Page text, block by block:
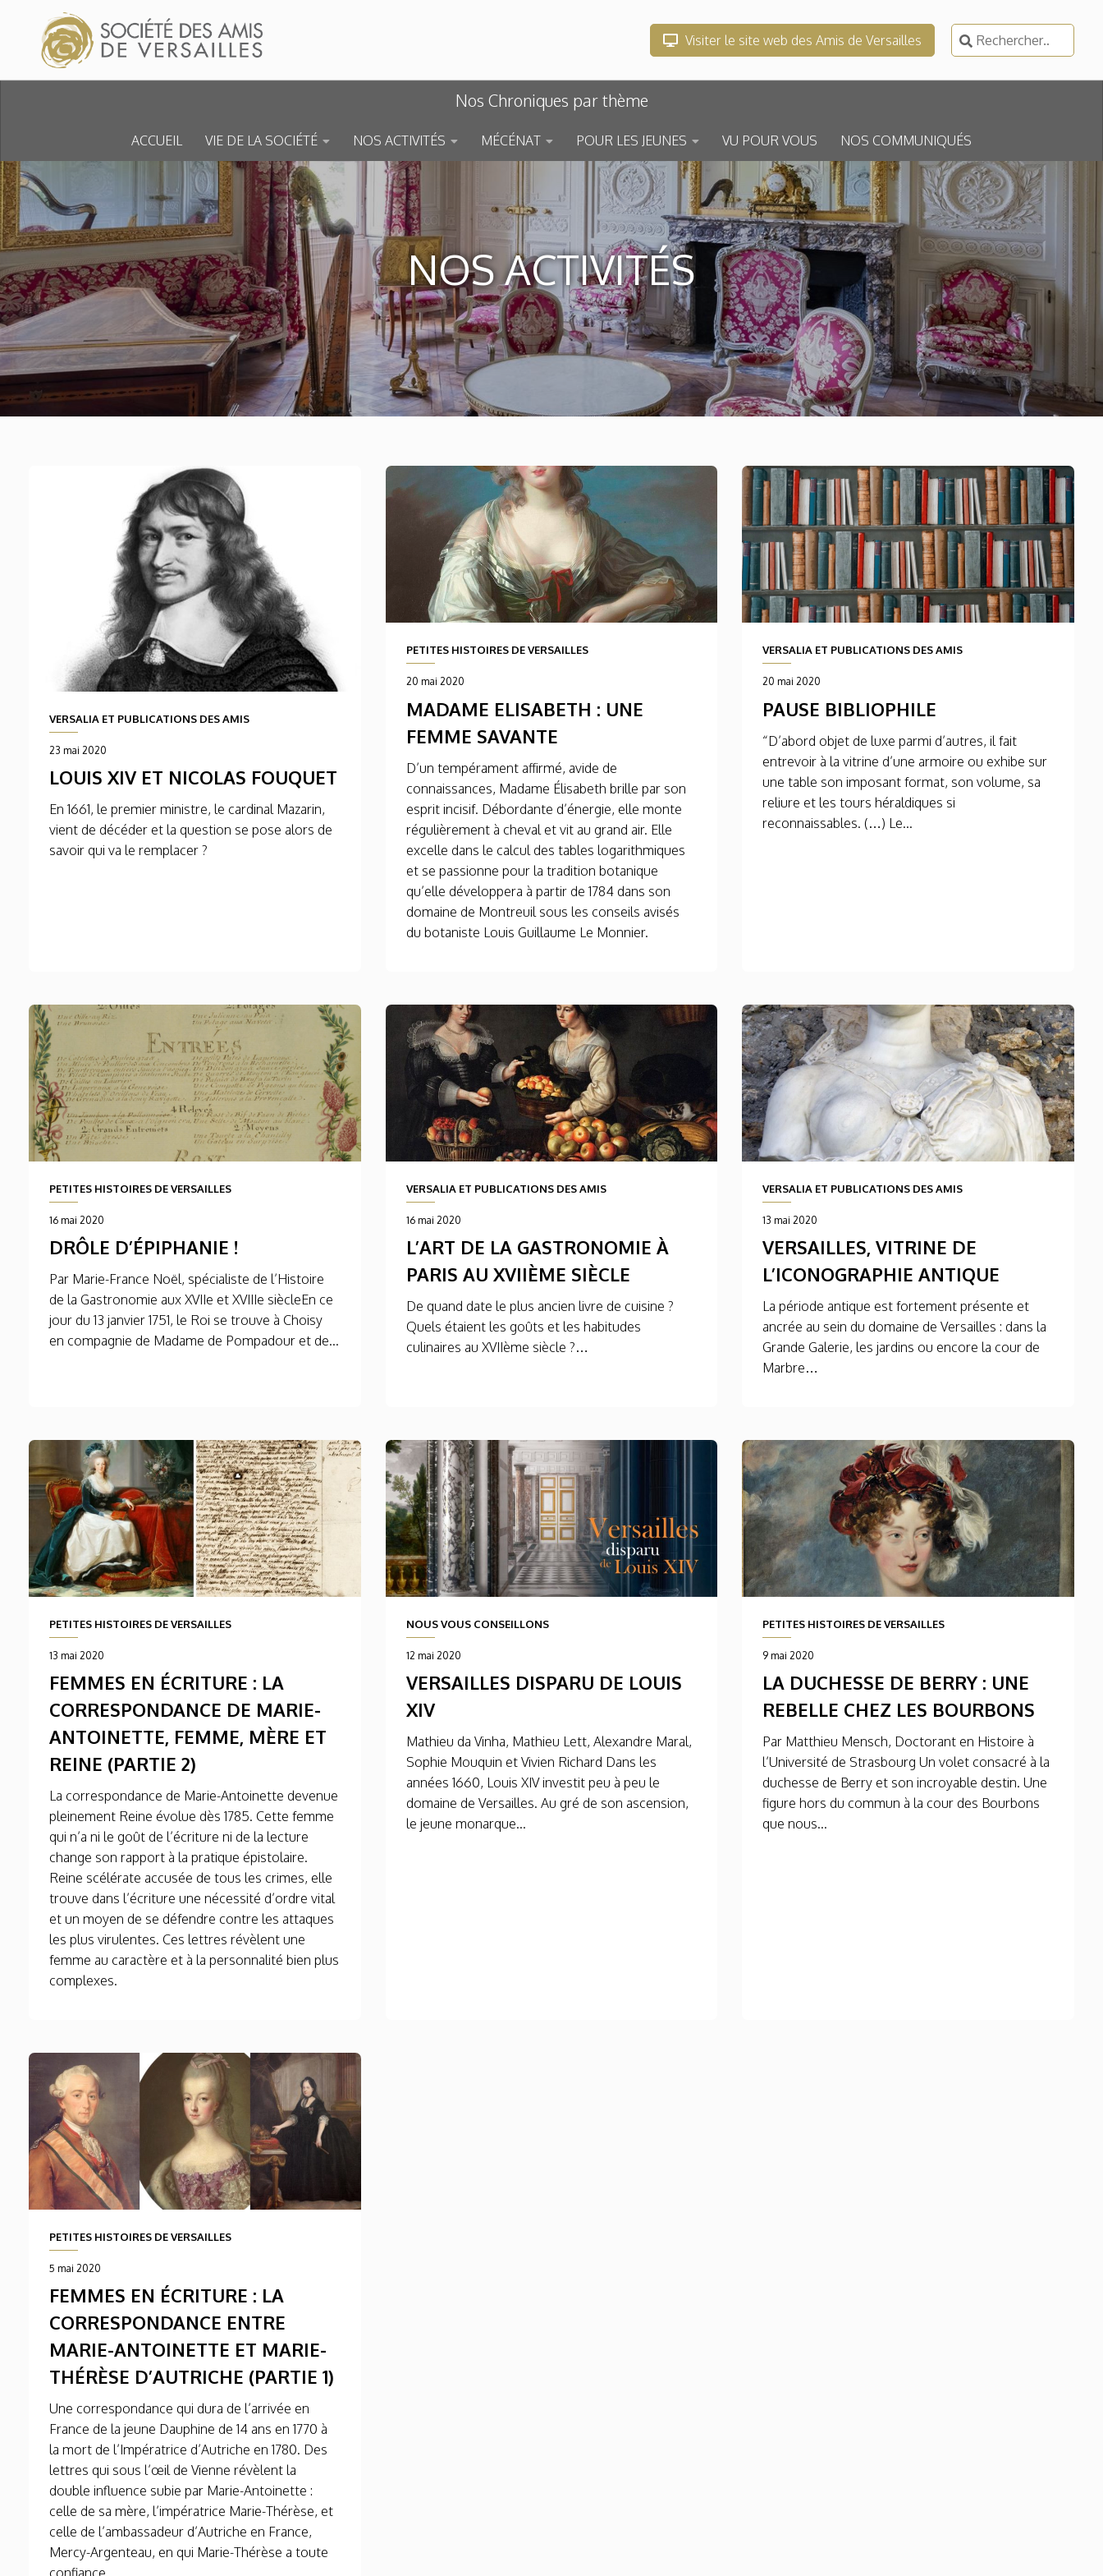
Skip to content
Visiter le site web des Amis de Versailles
Rechercher :
Nos Chroniques par thème
ACCUEIL VIE DE LA SOCIÉTÉ NOS ACTIVITÉS MÉCÉNAT POUR LES JEUNES VU POUR VOUS NOS COMMUNIQUÉS
NOS ACTIVITÉS
VERSALIA ET PUBLICATIONS DES AMIS
23 mai 2020
LOUIS XIV ET NICOLAS FOUQUET
En 1661, le premier ministre, le cardinal Mazarin,
vient de décéder et la question se pose alors de
savoir qui va le remplacer ?
PETITES HISTOIRES DE VERSAILLES
20 mai 2020
MADAME ELISABETH : UNE
FEMME SAVANTE
D’un tempérament affirmé, avide de
connaissances, Madame Élisabeth brille par son
esprit incisif. Débordante d’énergie, elle monte
régulièrement à cheval et vit au grand air. Elle
excelle dans le calcul des tables logarithmiques
et se passionne pour la tradition botanique
qu’elle développera à partir de 1784 dans son
domaine de Montreuil sous les conseils avisés
du botaniste Louis Guillaume Le Monnier.
VERSALIA ET PUBLICATIONS DES AMIS
20 mai 2020
PAUSE BIBLIOPHILE
“D’abord objet de luxe parmi d’autres, il fait
entrevoir à la vitrine d’une armoire ou exhibe sur
une table son imposant format, son volume, sa
reliure et les tours héraldiques si
reconnaissables. (…) Le...
PETITES HISTOIRES DE VERSAILLES
16 mai 2020
DRÔLE D’ÉPIPHANIE !
Par Marie-France Noël, spécialiste de l’Histoire
de la Gastronomie aux XVIIe et XVIIIe siècleEn ce
jour du 13 janvier 1751, le Roi se trouve à Choisy
en compagnie de Madame de Pompadour et de...
VERSALIA ET PUBLICATIONS DES AMIS
16 mai 2020
L’ART DE LA GASTRONOMIE À
PARIS AU XVIIÈME SIÈCLE
De quand date le plus ancien livre de cuisine ?
Quels étaient les goûts et les habitudes
culinaires au XVIIème siècle ?…
VERSALIA ET PUBLICATIONS DES AMIS
13 mai 2020
VERSAILLES, VITRINE DE
L’ICONOGRAPHIE ANTIQUE
La période antique est fortement présente et
ancrée au sein du domaine de Versailles : dans la
Grande Galerie, les jardins ou encore la cour de
Marbre…
PETITES HISTOIRES DE VERSAILLES
13 mai 2020
FEMMES EN ÉCRITURE : LA
CORRESPONDANCE DE MARIE-
ANTOINETTE, FEMME, MÈRE ET
REINE (PARTIE 2)
La correspondance de Marie-Antoinette devenue
pleinement Reine évolue dès 1785. Cette femme
qui n’a ni le goût de l’écriture ni de la lecture
change son rapport à la pratique épistolaire.
Reine scélérate accusée de tous les crimes, elle
trouve dans l’écriture une nécessité d’ordre vital
et un moyen de se défendre contre les attaques
les plus virulentes. Ces lettres révèlent une
femme au caractère et à la personnalité bien plus
complexes.
NOUS VOUS CONSEILLONS
12 mai 2020
VERSAILLES DISPARU DE LOUIS
XIV
Mathieu da Vinha, Mathieu Lett, Alexandre Maral,
Sophie Mouquin et Vivien Richard Dans les
années 1660, Louis XIV investit peu à peu le
domaine de Versailles. Au gré de son ascension,
le jeune monarque...
PETITES HISTOIRES DE VERSAILLES
9 mai 2020
LA DUCHESSE DE BERRY : UNE
REBELLE CHEZ LES BOURBONS
Par Matthieu Mensch, Doctorant en Histoire à
l’Université de Strasbourg Un volet consacré à la
duchesse de Berry et son incroyable destin. Une
figure hors du commun à la cour des Bourbons
que nous...
PETITES HISTOIRES DE VERSAILLES
5 mai 2020
FEMMES EN ÉCRITURE : LA
CORRESPONDANCE ENTRE
MARIE-ANTOINETTE ET MARIE-
THÉRÈSE D’AUTRICHE (PARTIE 1)
Une correspondance qui dura de l’arrivée en
France de la jeune Dauphine de 14 ans en 1770 à
la mort de l’Impératrice d’Autriche en 1780. Des
lettres qui sous l’œil de Vienne révèlent la
double influence subie par Marie-Antoinette :
celle de sa mère, l’impératrice Marie-Thérèse, et
celle de l’ambassadeur d’Autriche en France,
Mercy-Argenteau, en qui Marie-Thérèse a toute